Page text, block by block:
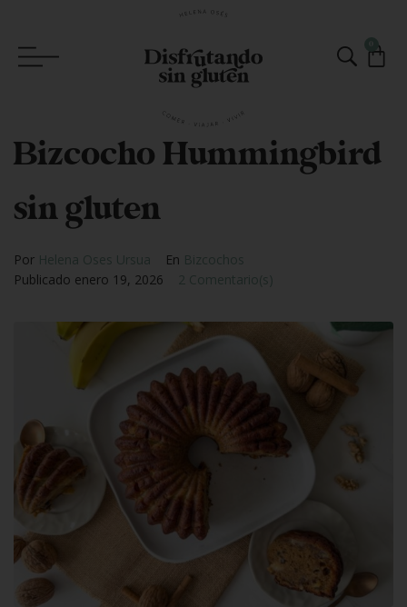
Bizcocho Hummingbird
sin gluten
Por Helena Oses Ursua En Bizcochos
Publicado enero 19, 2026 2 Comentario(s)